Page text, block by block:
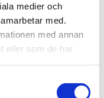
medier och
med.
med annan
eller som de har